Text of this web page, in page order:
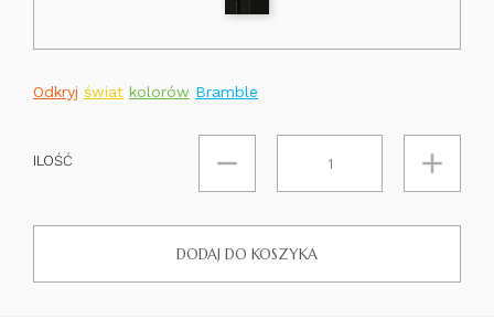
Odkryj świat kolorów Bramble
ILOŚĆ
DODAJ DO KOSZYKA